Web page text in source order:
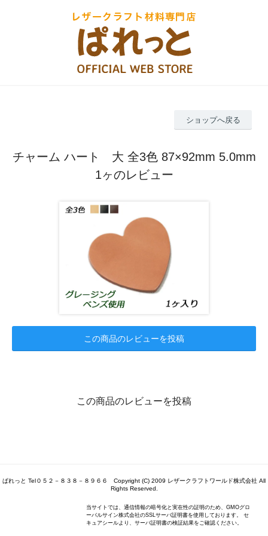
ショップへ戻る
チャーム ハート 大 全3色 87×92mm 5.0mm
1ヶのレビュー
この商品のレビューを投稿
この商品のレビューを投稿
ぱれっと Tel０５２－８３８－８９６６ Copyright (C) 2009 レザークラフトワールド株式会社 All
Rights Reserved.
当サイトでは、通信情報の暗号化と実在性の証明のため、GMOグロ
ーバルサイン株式会社のSSLサーバ証明書を使用しております。 セ
キュアシールより、サーバ証明書の検証結果をご確認ください。